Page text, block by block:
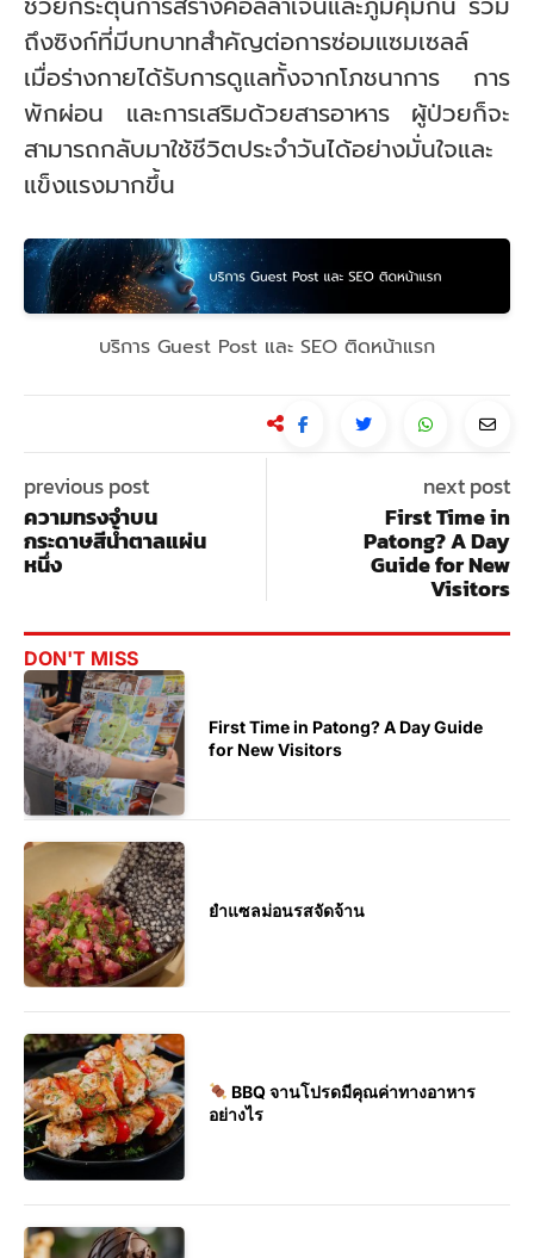
ถึงซิงก์ที่มีบทบาทสำคัญต่อการซ่อมแซมเซลล์
เมื่อร่างกายได้รับการดูแลทั้งจากโภชนาการ การ
พักผ่อน และการเสริมด้วยสารอาหาร ผู้ป่วยก็จะ
สามารถกลับมาใช้ชีวิตประจำวันได้อย่างมั่นใจและ
แข็งแรงมากขึ้น
บริการ Guest Post และ SEO ติดหน้าแรก
previous post
ความทรงจำบน
กระดาษสีน้ำตาลแผ่น
หนึ่ง
next post
First Time in
Patong? A Day
Guide for New
Visitors
DON'T MISS
First Time in Patong? A Day Guide
for New Visitors
ยำแซลม่อนรสจัดจ้าน
BBQ จานโปรดมีคุณค่าทางอาหาร
อย่างไร